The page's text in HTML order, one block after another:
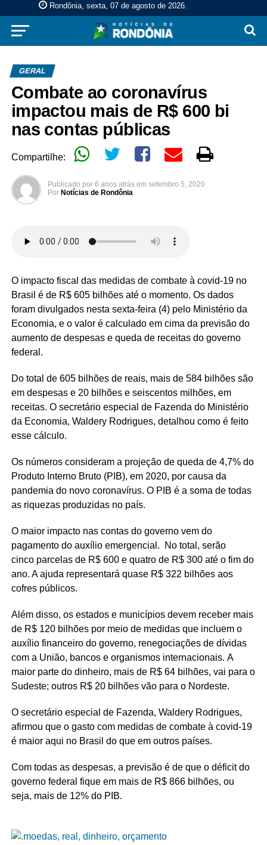
Rondônia, sexta, 07 de agosto de 2026.
GERAL
Combate ao coronavírus
impactou mais de R$ 600 bi
nas contas públicas
Compartilhe:
Publicado por 6 anos atrás em setembro 5, 2020
Por Notícias de Rondônia
O impacto fiscal das medidas de combate à covid-19 no
Brasil é de R$ 605 bilhões até o momento. Os dados
foram divulgados nesta sexta-feira (4) pelo Ministério da
Economia, e o valor é calculado em cima da previsão do
aumento de despesas e queda de receitas do governo
federal.
Do total de 605 bilhões de reais, mais de 584 bilhões são
em despesas e 20 bilhões e seiscentos milhões, em
receitas. O secretário especial de Fazenda do Ministério
da Economia, Waldery Rodrigues, detalhou como é feito
esse cálculo.
Os números consideram a projeção de queda de 4,7% do
Produto Interno Bruto (PIB), em 2020, por causa da
pandemia do novo coronavírus. O PIB é a soma de todas
as riquezas produzidas no país.
O maior impacto nas contas do governo vem do
pagamento do auxílio emergencial. No total, serão
cinco parcelas de R$ 600 e quatro de R$ 300 até o fim do
ano. A ajuda representará quase R$ 322 bilhões aos
cofres públicos.
Além disso, os estados e municípios devem receber mais
de R$ 120 bilhões por meio de medidas que incluem o
auxílio financeiro do governo, renegociações de dívidas
com a União, bancos e organismos internacionais. A
maior parte do dinheiro, mais de R$ 64 bilhões, vai para o
Sudeste; outros R$ 20 bilhões vão para o Nordeste.
O secretário especial de Fazenda, Waldery Rodrigues,
afirmou que o gasto com medidas de combate à covid-19
é maior aqui no Brasil do que em outros países.
Com todas as despesas, a previsão é de que o déficit do
governo federal fique em mais de R$ 866 bilhões, ou
seja, mais de 12% do PIB.